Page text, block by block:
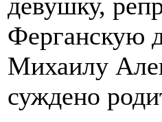
Ферганскую
Михаилу
суждено